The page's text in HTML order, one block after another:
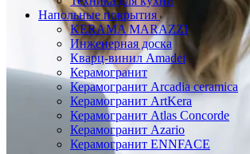
Напольные покрытия
KERAMA MARAZZI
Инженерная доска
Кварц-винил Amadei
Керамогранит
Керамогранит Arcadia ceramica
Керамогранит ArtKera
Керамогранит Atlas Concorde
Керамогранит Azario
Керамогранит ENNFACE